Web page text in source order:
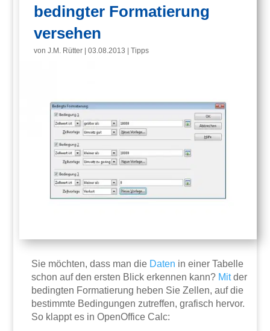
bedingter Formatierung
versehen
vonJ.M. Rütter |03.08.2013 |Tipps
Sie möchten, dass man die Daten in einer Tabelle
schon auf den ersten Blick erkennen kann? Mitder
bedingten Formatierung heben Sie Zellen, auf die
bestimmte Bedingungen zutreffen, grafisch hervor.
So klappt es in OpenOffice Calc: